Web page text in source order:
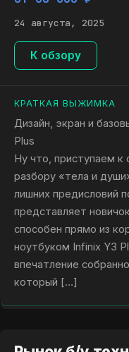
24 августа, 2025
К обзору
КРАТКАЯ ВЫЖИМКА
Дизайн, экран и
Plus
Ну что, приступаем
разбору «тела и
лишних предисловий
представляет
способен прямо из
ноутбуком Infinix Y3
впечатление
который […]